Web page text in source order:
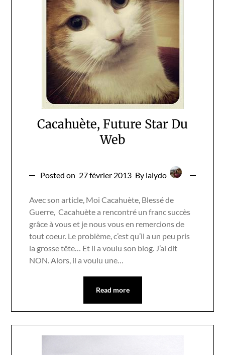
Cacahuète, Future Star Du
Web
Posted on 27 février 2013 By lalydo
Avec son article, Moi Cacahuète, Blessé de
Guerre, Cacahuète a rencontré un franc succès
grâce à vous et je nous vous en remercions de
tout coeur. Le problème, c’est qu’il a un peu pris
la grosse tête… Et il a voulu son blog. J’ai dit
NON. Alors, il a voulu une…
Read more